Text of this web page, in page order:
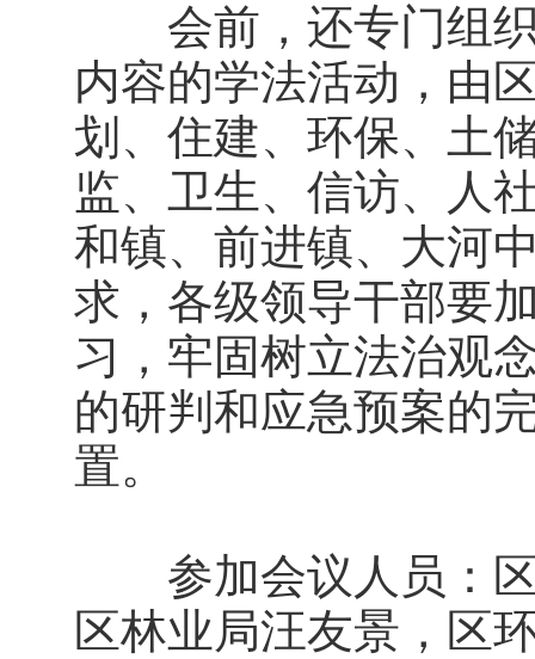
会前，还专门组织
内容的学法活动，由
划、住建、环保、土
监、卫生、信访、人
和镇、前进镇、大河
求，各级领导干部要
习，牢固树立法治观
的研判和应急预案的
置。
参加会议人员：区
区林业局汪友景，区